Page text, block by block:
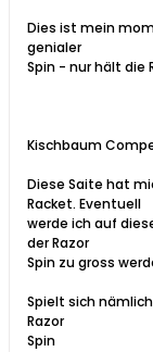
Dies ist mein
genialer
Spin - nur hält die
Kischbaum
Diese Saite hat
Racket. Eventuell
werde ich auf
der Razor
Spin zu gross
Spielt sich
Razor
Spin